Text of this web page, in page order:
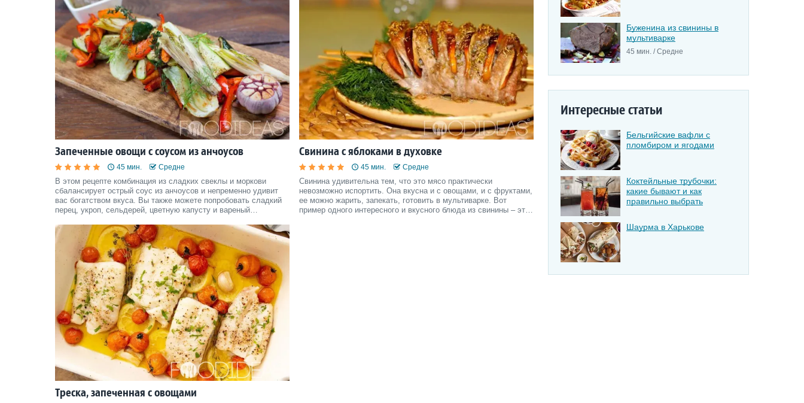
Запеченные овощи с соусом из анчоусов
45 мин. Средне
В этом рецепте комбинация из сладких свеклы и моркови
сбалансирует острый соус из анчоусов и непременно удивит
вас богатством вкуса. Вы также можете попробовать сладкий
перец, укроп, сельдерей, цветную капусту и вареный
Свинина с яблоками в духовке
45 мин. Средне
Свинина удивительна тем, что это мясо практически
невозможно испортить. Она вкусна и с овощами, и с фруктами,
ее можно жарить, запекать, готовить в мультиварке. Вот
пример одного интересного и вкусного блюда из свинины – это
Треска, запеченная с овощами
Буженина из свинины в
мультиварке
45 мин. / Средне
Интересные статьи
Бельгийские вафли с
пломбиром и ягодами
Коктейльные трубочки:
какие бывают и как
правильно выбрать
Шаурма в Харькове